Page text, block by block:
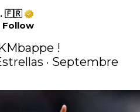
🇫🇷
Follow
!
· Septembre